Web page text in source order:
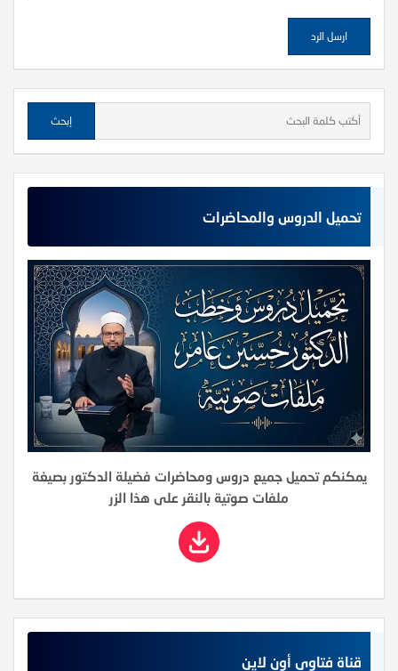
تحميل الدروس والمحاضرات
يمكنكم تحميل جميع دروس ومحاضرات فضيلة الدكتور بصيغة
ملفات صوتية بالنقر على هذا الزر
قناة فتاوى أون لاين